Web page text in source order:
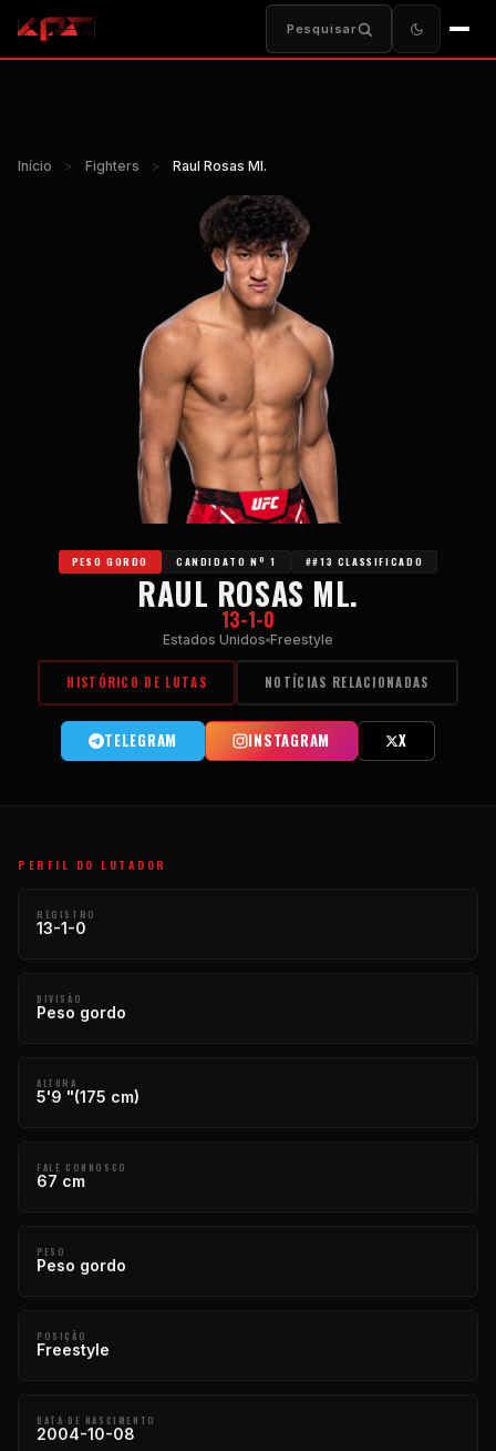
Pesquisar
Início > Fighters > Raul Rosas Ml.
PESO GORDO CANDIDATO Nº 1 ##13 CLASSIFICADO
RAUL ROSAS ML.
13-1-0
Estados Unidos Freestyle
HISTÓRICO DE LUTAS NOTÍCIAS RELACIONADAS
TELEGRAM INSTAGRAM X
PERFIL DO LUTADOR
REGISTRO
13-1-0
DIVISÃO
Peso gordo
ALTURA
5'9 "(175 cm)
FALE CONNOSCO
67 cm
PESO
Peso gordo
POSIÇÃO
Freestyle
DATA DE NASCIMENTO
2004-10-08